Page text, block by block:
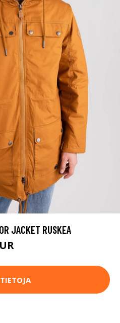
JACKET RUSKEA